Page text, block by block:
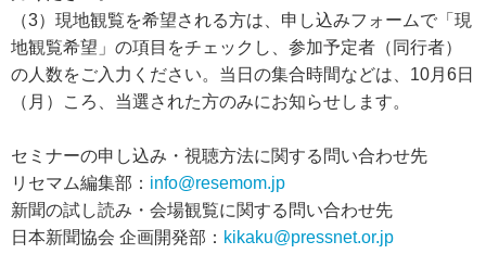
（3）現地観覧を希望される方は、申し込みフォームで「現
地観覧希望」の項目をチェックし、参加予定者（同行者）
の人数をご入力ください。当日の集合時間などは、10月6日
（月）ころ、当選された方のみにお知らせします。
セミナーの申し込み・視聴方法に関する問い合わせ先
リセマム編集部： info@resemom.jp
新聞の試し読み・会場観覧に関する問い合わせ先
日本新聞協会 企画開発部： kikaku@pressnet.or.jp